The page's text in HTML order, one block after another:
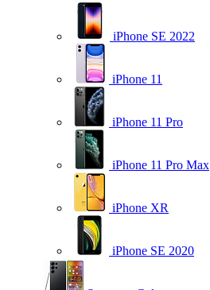
iPhone SE 2022
iPhone 11
iPhone 11 Pro
iPhone 11 Pro Max
iPhone XR
iPhone SE 2020